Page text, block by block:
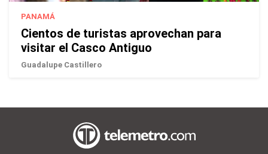
PANAMÁ
Cientos de turistas aprovechan para
visitar el Casco Antiguo
Guadalupe Castillero